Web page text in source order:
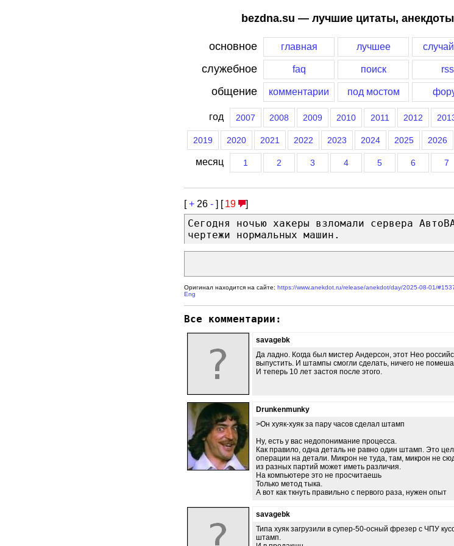
bezdna.su — лучшие цитаты,
основное главная лучшее
служебное faq поиск rss
общение комментарии под мостом
год 2007 2008 2009 2010 2011 2012
2019 2020 2021 2022 2023 2024 2025 2026
месяц 1 2 3 4 5 6 7
[+ 26 - ] [ 19 ]
Сегодня ночью хакеры взломали сервера
чертежи нормальных машин.
Оригинал находится на сайте: https://www.anekdot.ru/release/anekdot/day/2025-08-01/
Eng
Все комментарии:
savagebk
Да ладно. Когда был мистер Андерсон, этот Нео
выпустить. И штампы смогли сделать, ничего не
И теперь 10 лет застоя после этого.
Drunkenmunky
>Он хуяк-хуяк за пару часов сделал штамп
Ну, есть у вас недопонимание процесса.
Как правило, одна деталь не равно один штамп. Это
операции на детали. Микрон не туда, там, микрон не
из разных партий может иметь различия.
На компьютере это не просчитаешь
Только метод тыка.
А вот как ткнуть правильно с первого раза, нужен опыт
savagebk
Типа хуяк загрузили в супер-50-осный фрезер с ЧПУ
штамп.